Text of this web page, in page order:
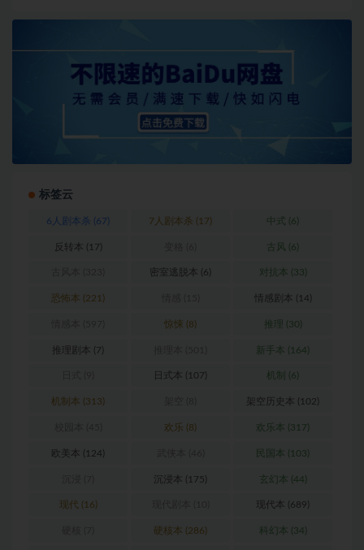
标签云
6人剧本杀 (67) 7人剧本杀 (17) 中式 (6)
反转本 (17) 古风 (6)
密室逃脱本 (6) 对抗本 (33)
恐怖本 (221) 情感剧本 (14)
惊悚 (8) 推理 (30)
推理剧本 (7) 新手本 (164)
日式本 (107) 机制 (6)
机制本 (313) 架空历史本 (102)
欢乐 (8) 欢乐本 (317)
欧美本 (124) 民国本 (103)
沉浸本 (175) 玄幻本 (44)
现代 (16) 现代本 (689)
硬核本 (286) 科幻本 (34)